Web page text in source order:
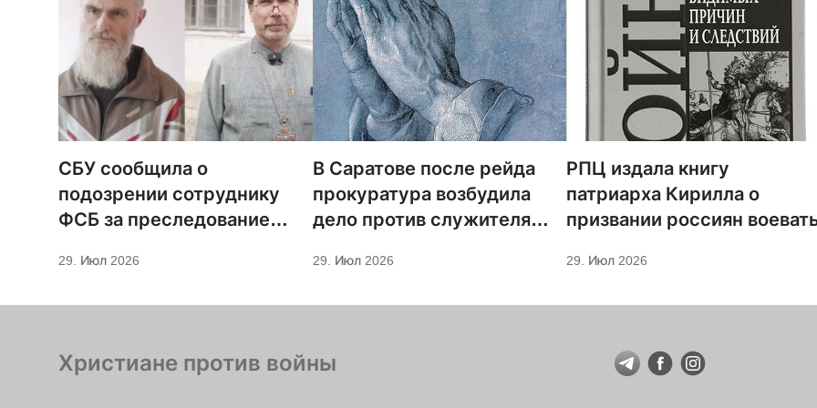
СБУ сообщила о
подозрении сотруднику
ФСБ за преследование
29. Июл 2026
В Саратове после рейда
прокуратура возбудила
дело против служителя
29. Июл 2026
РПЦ издала книгу
патриарха Кирилла о
призвании россиян
29. Июл 2026
Христиане против войны